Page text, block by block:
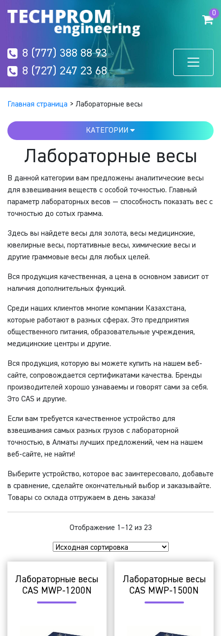
0
8 (777) 388 88 93
8 (727) 247 23 68
Главная страница > Лабораторные весы
КАТЕГОРИИ
Лабораторные весы
В данной категории вам предложены аналитические весы
для взвешивания веществ с особой точностью. Главный
параметр лабораторных весов — способность показать вес с
точностью до сотых грамма.
Здесь вы найдете весы для золота, весы медицинские,
ювелирные весы, портативные весы, химические весы и
другие граммовые весы для любых целей.
Вся продукция качественная, а цена в основном зависит от
наличия дополнительных функций.
Среди наших клиентов многие компании Казахстана,
которые работают в разных сферах. Это предприятия
общественного питания, образовательные учреждения,
медицинские центры и другие.
Вся продукция, которую вы можете купить на нашем веб-
сайте, сопровождается сертификатами качества. Бренды
производителей хорошо узнаваемы и говорят сами за себя.
Это CAS и другие.
Если вам требуется качественное устройство для
взвешивания самых разных грузов с лабораторной
точностью, в Алматы лучших предложений, чем на нашем
веб-сайте, не найти!
Выберите устройство, которое вас заинтересовало, добавьте
в сравнение, сделайте окончательный выбор и заказывайте.
Товары со склада отгружаем в день заказа!
Отображение 1–12 из 23
Лабораторные весы
CAS MWP-1200N
Лабораторные весы
CAS MWP-1500N